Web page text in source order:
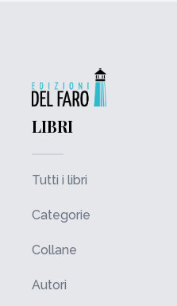
LIBRI
Tutti i libri
Categorie
Collane
Autori